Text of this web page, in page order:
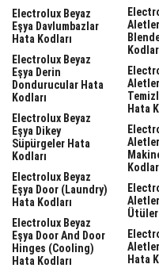
Electrolux Beyaz
Eşya Davlumbazlar
Hata Kodları
Electrolux Beyaz
Eşya Derin
Dondurucular Hata
Kodları
Electrolux Beyaz
Eşya Dikey
Süpürgeler Hata
Kodları
Electrolux Beyaz
Eşya Door (laundry)
Hata Kodları
Electrolux Beyaz
Eşya Door And Door
Hinges (cooling)
Hata Kodları
Hata
Ütüler
Hata